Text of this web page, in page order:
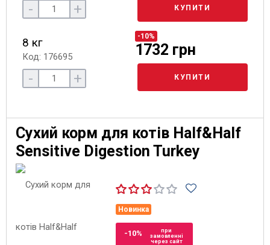
- + КУПИТИ
8 кг
Код: 176695
-10%
1732 грн
- + КУПИТИ
Сухий корм для котів Half&Half
Sensitive Digestion Turkey
Новинка
-10%
при
замовленні
через сайт